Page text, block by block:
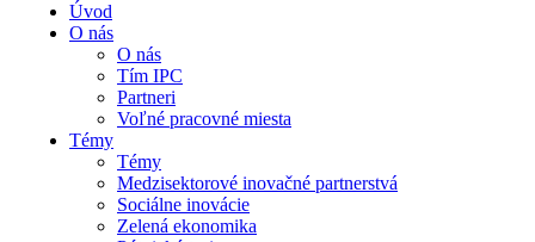
Úvod
O nás
O nás
Tím IPC
Partneri
Voľné pracovné miesta
Témy
Témy
Medzisektorové inovačné partnerstvá
Sociálne inovácie
Zelená ekonomika